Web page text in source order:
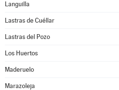
Languilla
Lastras de Cuéllar
Lastras del Pozo
Los Huertos
Maderuelo
Marazoleja